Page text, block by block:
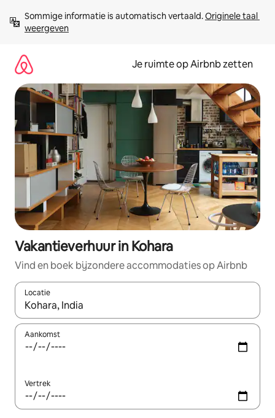
direct
naar
Sommige informatie is automatisch vertaald. Originele taal
weergeven
Je ruimte op Airbnb zetten
Vakantieverhuur in Kohara
Vind en boek bijzondere accommodaties op Airbnb
Locatie
Wanneer er suggesties beschikbaar zijn, maak je een keuze
Aankomst
Vertrek